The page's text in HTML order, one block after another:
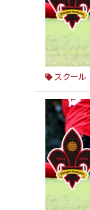
スクール